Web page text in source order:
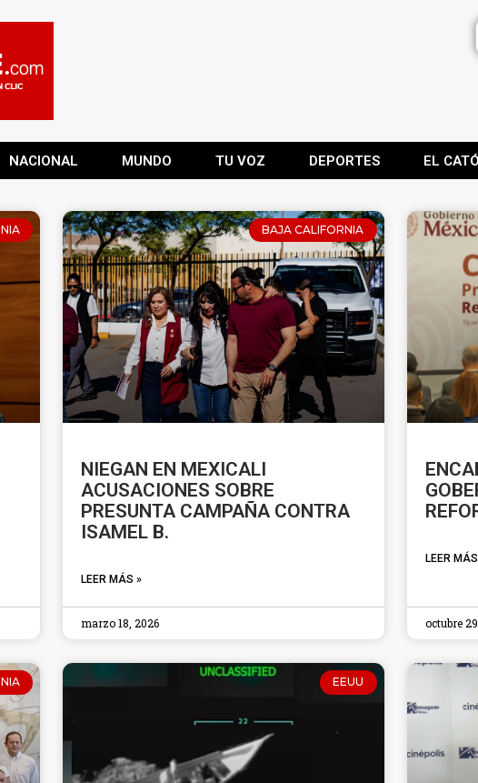
NACIONAL MUNDO TU VOZ DEPORTES EL
BAJA CALIFORNIA
NIEGAN EN MEXICALI
ACUSACIONES SOBRE
PRESUNTA CAMPAÑA CONTRA
ISAMEL B.
LEER MÁS »
marzo 18, 2026
LEER
octubre
EEUU